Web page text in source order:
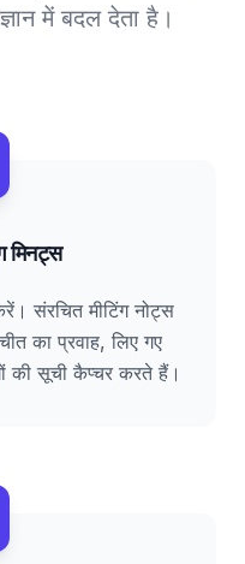
में बदल देता है।
मिनट्स
संरचित मीटिंग नोट्स
का प्रवाह, लिए गए
की सूची कैप्चर करते हैं।